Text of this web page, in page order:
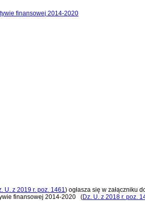
finansowej 2014-2020
U. z 2019 r. poz. 1461) ogłasza się w załączniku
finansowej 2014-2020 (Dz. U. z 2018 r. poz.